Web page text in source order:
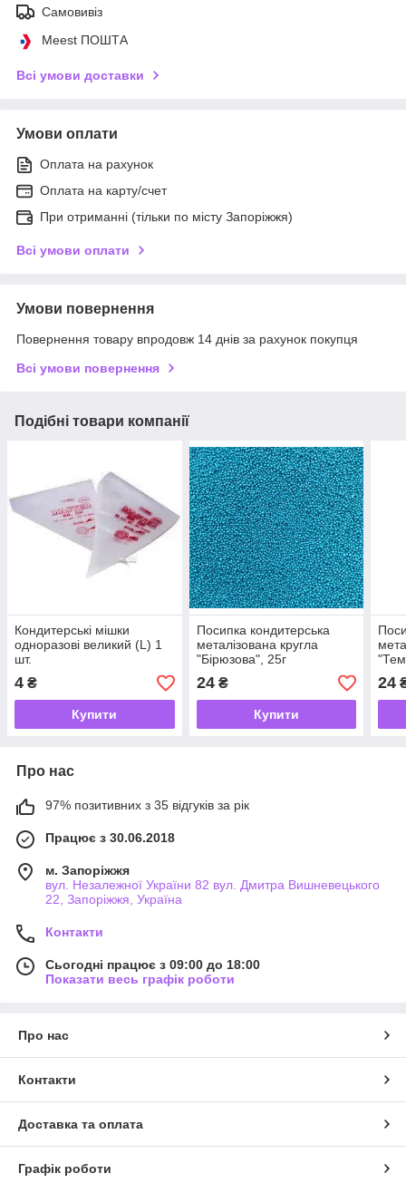
Самовивіз
Meest ПОШТА
Всі умови доставки
Умови оплати
Оплата на рахунок
Оплата на карту/счет
При отриманні (тільки по місту Запоріжжя)
Всі умови оплати
Умови повернення
Повернення товару впродовж 14 днів за рахунок покупця
Всі умови повернення
Подібні товари компанії
Кондитерські мішки
одноразові великий (L) 1
шт.
4 ₴
Купити
Посипка кондитерська
металізована кругла
"Бірюзова", 25г
24₴
Купити
24
Про нас
97% позитивних з 35 відгуків за рік
Працює з 30.06.2018
м. Запоріжжя
вул. Незалежної України 82 вул. Дмитра Вишневецького
22, Запоріжжя, Україна
Контакти
Сьогодні працює з 09:00 до 18:00
Показати весь графік роботи
Про нас
Контакти
Доставка та оплата
Графік роботи